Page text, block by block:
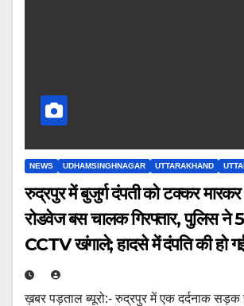
NEWS UDHAMSINGHNAGAR UTTARAKHAND
रुद्रपुर में बुजुर्ग दंपती को टक्कर
रोडवेज बस चालक गिरफ्तार, पुलिस ने
CCTV खंगाले; हादसे में दंपति की हो
ख़बर पड़ताल ब्यूरो:- रुद्रपुर में एक दर्दनाक